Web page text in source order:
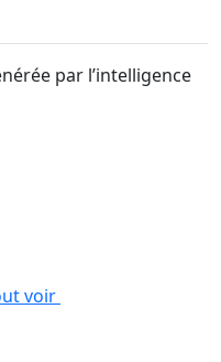
par l’intelligence
voir